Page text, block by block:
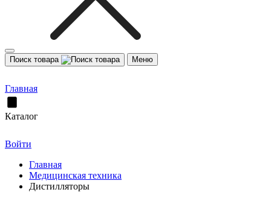
Поиск товара Меню
Главная
Каталог
Войти
Главная
Медицинская техника
Дистилляторы